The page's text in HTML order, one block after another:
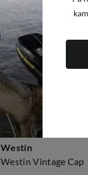
Westin
Westin Vintage Cap